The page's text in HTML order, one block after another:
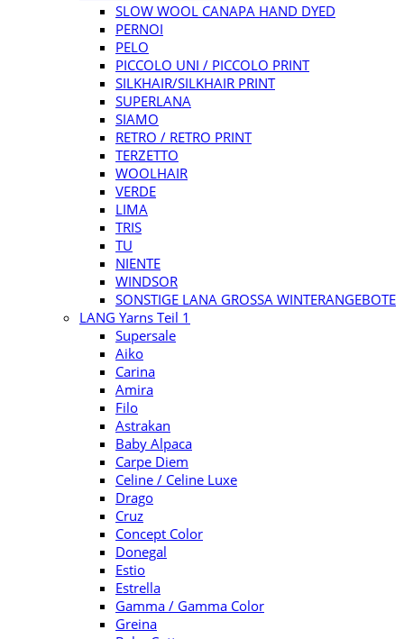
SLOW WOOL CANAPA HAND DYED
PERNOI
PELO
PICCOLO UNI / PICCOLO PRINT
SILKHAIR/SILKHAIR PRINT
SUPERLANA
SIAMO
RETRO / RETRO PRINT
TERZETTO
WOOLHAIR
VERDE
LIMA
TRIS
TU
NIENTE
WINDSOR
SONSTIGE LANA GROSSA WINTERANGEBOTE
LANG Yarns Teil 1
Supersale
Aiko
Carina
Amira
Filo
Astrakan
Baby Alpaca
Carpe Diem
Celine / Celine Luxe
Drago
Cruz
Concept Color
Donegal
Estio
Estrella
Gamma / Gamma Color
Greina